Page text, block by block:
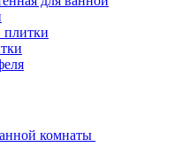
плитки
комнаты